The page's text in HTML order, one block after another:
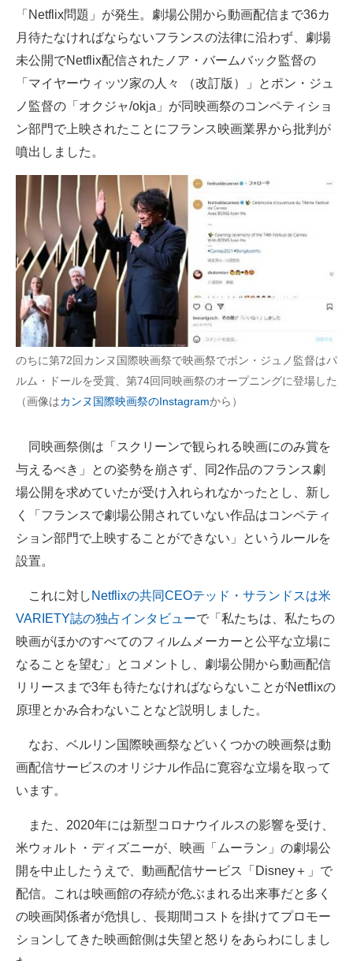
「Netflix問題」が発生。劇場公開から動画配信まで36カ
月待たなければならないフランスの法律に沿わず、劇場
未公開でNetflix配信されたノア・バームバック監督の
「マイヤーウィッツ家の人々 （改訂版）」とポン・ジュ
ノ監督の「オクジャ/okja」が同映画祭のコンペティショ
ン部門で上映されたことにフランス映画業界から批判が
噴出しました。
のちに第72回カンヌ国際映画祭で映画祭でボン・ジュノ監督はパ
ルム・ドールを受賞、第74回同映画祭のオープニングに登場した
（画像はカンヌ国際映画祭のInstagramから）
同映画祭側は「スクリーンで観られる映画にのみ賞を
与えるべき」との姿勢を崩さず、同2作品のフランス劇
場公開を求めていたが受け入れられなかったとし、新し
く「フランスで劇場公開されていない作品はコンペティ
ション部門で上映することができない」というルールを
設置。
これに対し Netflixの共同CEOテッド・サランドスは米
VARIETY誌の独占インタビューで「私たちは、私たちの
映画がほかのすべてのフィルムメーカーと公平な立場に
なることを望む」とコメントし、劇場公開から動画配信
リリースまで3年も待たなければならないことがNetflixの
原理とかみ合わないことなど説明しました。
なお、ベルリン国際映画祭などいくつかの映画祭は動
画配信サービスのオリジナル作品に寛容な立場を取って
います。
また、2020年には新型コロナウイルスの影響を受け、
米ウォルト・ディズニーが、映画「ムーラン」の劇場公
開を中止したうえで、動画配信サービス「Disney＋」で
配信。これは映画館の存続が危ぶまれる出来事だと多く
の映画関係者が危惧し、長期間コストを掛けてプロモー
ションしてきた映画館側は失望と怒りをあらわにしまし